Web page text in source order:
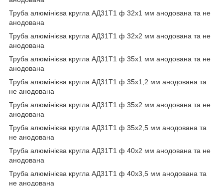
Труба алюмінієва кругла АД31Т1 ф 32х1 мм анодована та не
анодована
Труба алюмінієва кругла АД31Т1 ф 32х2 мм анодована та не
анодована
Труба алюмінієва кругла АД31Т1 ф 35х1 мм анодована та не
анодована
Труба алюмінієва кругла АД31Т1 ф 35х1,2 мм анодована та
не анодована
Труба алюмінієва кругла АД31Т1 ф 35х2 мм анодована та не
анодована
Труба алюмінієва кругла АД31Т1 ф 35х2,5 мм анодована та
не анодована
Труба алюмінієва кругла АД31Т1 ф 40х2 мм анодована та не
анодована
Труба алюмінієва кругла АД31Т1 ф 40х3,5 мм анодована та
не анодована